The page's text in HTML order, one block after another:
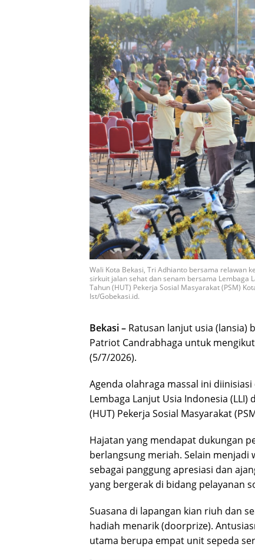
Wali Kota Bekasi, Tri Adhianto bersama relawan
sirkuit jalan sehat dan senam bersama Lembaga
Tahun (HUT) Pekerja Sosial Masyarakat (PSM)
Ist/Gobekasi.id.
Bekasi – Ratusan lanjut usia (lansia)
Patriot Candrabhaga untuk
(5/7/2026).
Agenda olahraga massal ini
Lembaga Lanjut Usia Indonesia
(HUT) Pekerja Sosial Masyarakat
Hajatan yang mendapat dukungan
berlangsung meriah. Selain
sebagai panggung apresiasi dan
yang bergerak di bidang pelayanan
Suasana di lapangan kian riuh dan
hadiah menarik (doorprize).
utama berupa empat unit sepeda